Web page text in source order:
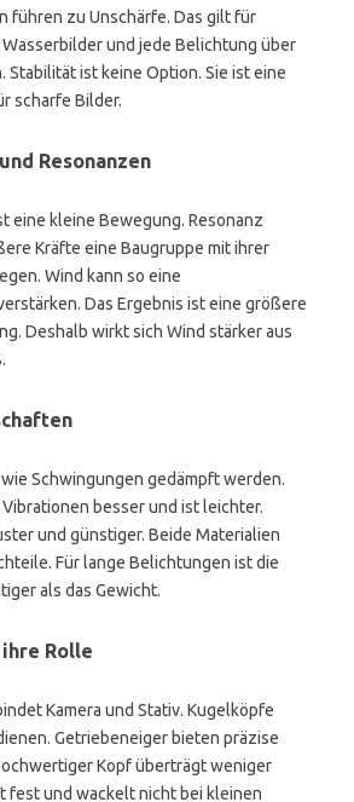
führen zu Unschärfe. Das gilt für
und jede Belichtung über
Stabilität ist keine Option. Sie ist eine
scharfe Bilder.
Resonanzen
eine kleine Bewegung. Resonanz
Kräfte eine Baugruppe mit ihrer
Wind kann so eine
Das Ergebnis ist eine größere
Deshalb wirkt sich Wind stärker aus
Schwingungen gedämpft werden.
besser und ist leichter.
und günstiger. Beide Materialien
Für lange Belichtungen ist die
als das Gewicht.
Rolle
Kamera und Stativ. Kugelköpfe
Getriebeneiger bieten präzise
Kopf überträgt weniger
fest und wackelt nicht bei kleinen